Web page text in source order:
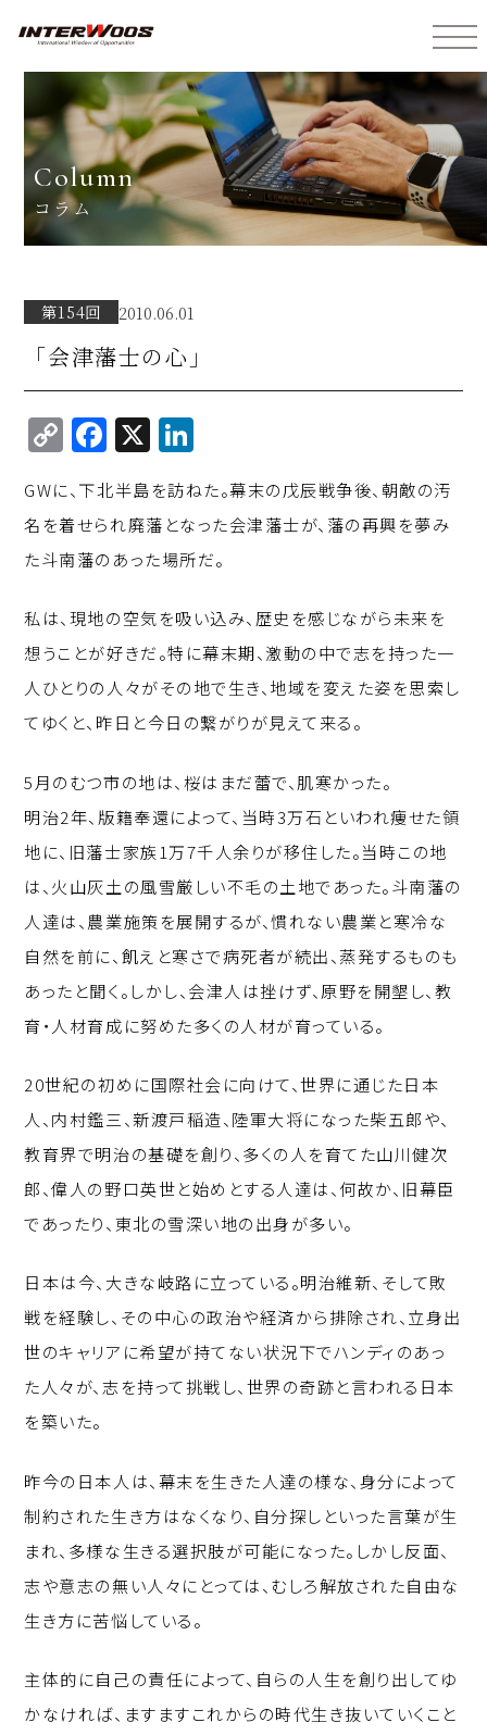
column
コラム
第154回 2010.06.01
「会津藩士の心」
C
o
p
y
Li
n
k
F
a
c
e
b
o
o
k
X
k
e
d
I
n
GWに、下北半島を訪ねた。幕末の戊辰戦争後、朝敵の汚
名を着せられ廃藩となった会津藩士が、藩の再興を夢み
た斗南藩のあった場所だ。
私は、現地の空気を吸い込み、歴史を感じながら未来を
想うことが好きだ。特に幕末期、激動の中で志を持った一
人ひとりの人々がその地で生き、地域を変えた姿を思索し
てゆくと、昨日と今日の繋がりが見えて来る。
5月のむつ市の地は、桜はまだ蕾で、肌寒かった。
明治2年、版籍奉還によって、当時3万石といわれ痩せた領
地に、旧藩士家族1万7千人余りが移住した。当時この地
は、火山灰土の風雪厳しい不毛の土地であった。斗南藩の
人達は、農業施策を展開するが、慣れない農業と寒冷な
自然を前に、飢えと寒さで病死者が続出、蒸発するものも
あったと聞く。しかし、会津人は挫けず、原野を開墾し、教
育・人材育成に努めた多くの人材が育っている。
20世紀の初めに国際社会に向けて、世界に通じた日本
人、内村鑑三、新渡戸稲造、陸軍大将になった柴五郎や、
教育界で明治の基礎を創り、多くの人を育てた山川健次
郎、偉人の野口英世と始めとする人達は、何故か、旧幕臣
であったり、東北の雪深い地の出身が多い。
日本は今、大きな岐路に立っている。明治維新、そして敗
戦を経験し、その中心の政治や経済から排除され、立身出
世のキャリアに希望が持てない状況下でハンディのあっ
た人々が、志を持って挑戦し、世界の奇跡と言われる日本
を築いた。
昨今の日本人は、幕末を生きた人達の様な、身分によって
制約された生き方はなくなり、自分探しといった言葉が生
まれ、多様な生きる選択肢が可能になった。しかし反面、
志や意志の無い人々にとっては、むしろ解放された自由な
生き方に苦悩している。
主体的に自己の責任によって、自らの人生を創り出してゆ
かなければ、ますますこれからの時代生き抜いていくこと